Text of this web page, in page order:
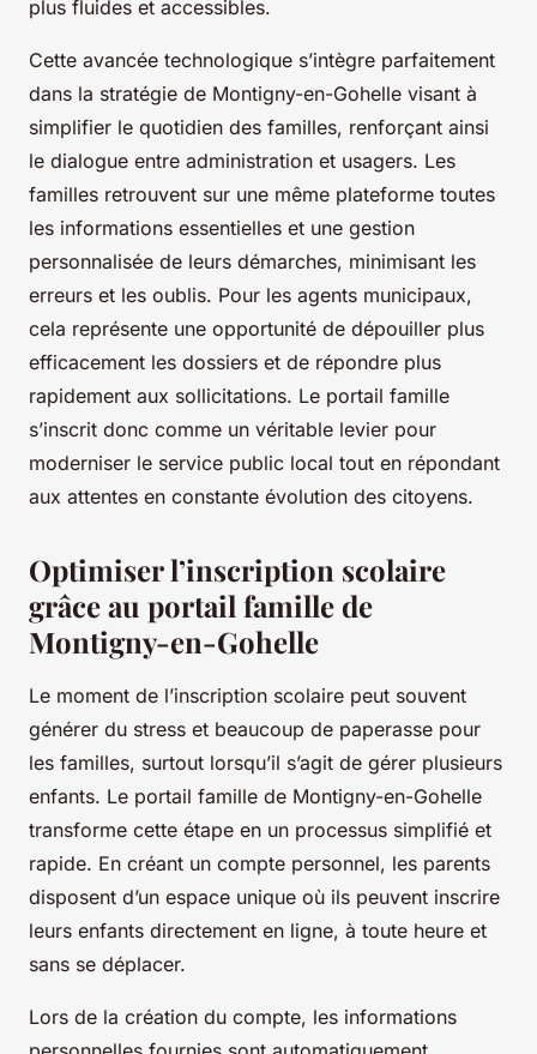
plus fluides et accessibles.
Cette avancée technologique s’intègre parfaitement
dans la stratégie de Montigny-en-Gohelle visant à
simplifier le quotidien des familles, renforçant ainsi
le dialogue entre administration et usagers. Les
familles retrouvent sur une même plateforme toutes
les informations essentielles et une gestion
personnalisée de leurs démarches, minimisant les
erreurs et les oublis. Pour les agents municipaux,
cela représente une opportunité de dépouiller plus
efficacement les dossiers et de répondre plus
rapidement aux sollicitations. Le portail famille
s’inscrit donc comme un véritable levier pour
moderniser le service public local tout en répondant
aux attentes en constante évolution des citoyens.
Optimiser l’inscription scolaire
grâce au portail famille de
Montigny-en-Gohelle
Le moment de l’inscription scolaire peut souvent
générer du stress et beaucoup de paperasse pour
les familles, surtout lorsqu’il s’agit de gérer plusieurs
enfants. Le portail famille de Montigny-en-Gohelle
transforme cette étape en un processus simplifié et
rapide. En créant un compte personnel, les parents
disposent d’un espace unique où ils peuvent inscrire
leurs enfants directement en ligne, à toute heure et
sans se déplacer.
Lors de la création du compte, les informations